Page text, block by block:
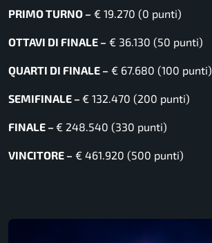
PRIMO TURNO – € 19.270 (0 punti)
OTTAVI DI FINALE – € 36.130 (50 punti)
QUARTI DI FINALE – € 67.680 (100 punti)
SEMIFINALE – € 132.470 (200 punti)
FINALE – € 248.540 (330 punti)
VINCITORE – € 461.920 (500 punti)